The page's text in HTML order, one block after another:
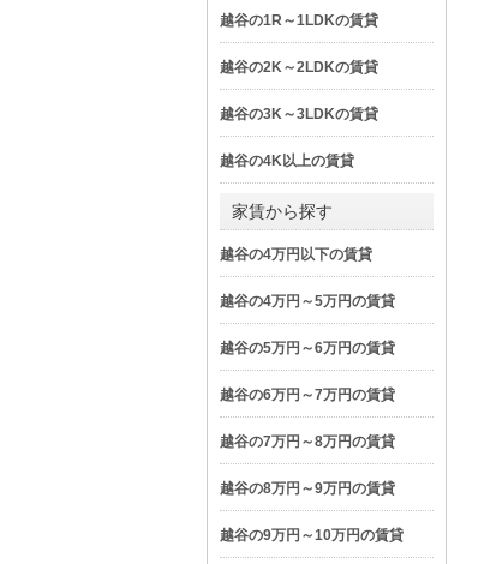
越谷の1R～1LDKの賃貸
越谷の2K～2LDKの賃貸
越谷の3K～3LDKの賃貸
越谷の4K以上の賃貸
家賃から探す
越谷の4万円以下の賃貸
越谷の4万円～5万円の賃貸
越谷の5万円～6万円の賃貸
越谷の6万円～7万円の賃貸
越谷の7万円～8万円の賃貸
越谷の8万円～9万円の賃貸
越谷の9万円～10万円の賃貸